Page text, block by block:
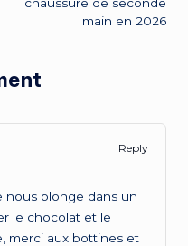
main en 2026
Reply
nous plonge dans un
le chocolat et le
merci aux bottines et